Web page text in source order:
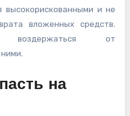
высокорискованными и не
вложенных средств.
воздержаться от
на